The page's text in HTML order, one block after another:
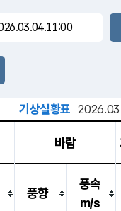
장호원
기상실황표
바람
풍향
풍속
m/s